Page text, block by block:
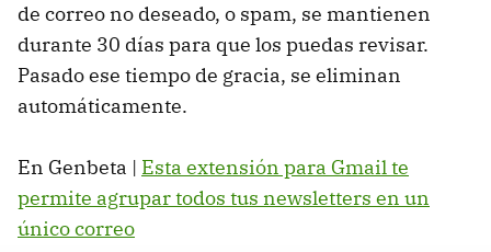
de correo no deseado, o spam, se mantienen
durante 30 días para que los puedas revisar.
Pasado ese tiempo de gracia, se eliminan
automáticamente.
En Genbeta | Esta extensión para Gmail te
permite agrupar todos tus newsletters en un
único correo